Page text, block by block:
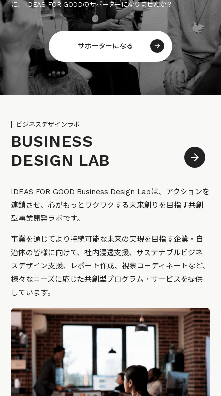
に、 IDEAS FOR GOODのサポーターになりませんか？
サポーターになる
ビジネスデザインラボ
BUSINESS
DESIGN LAB
IDEAS FOR GOOD Business Design Labは、アクションを
連鎖させ、心がもっとワクワクする未来創りを目指す共創
型事業開発ラボです。
事業を通じてより持続可能な未来の実現を目指す企業・自
治体の皆様に向けて、社内浸透支援、サステナブルビジネ
スデザイン支援、レポート作成、視察コーディネートなど、
様々なニーズに応じた共創型プログラム・サービスを提供
しています。